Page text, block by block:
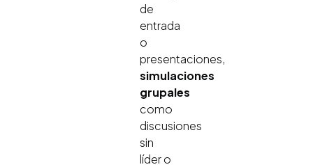
de
entrada
o
presentaciones,
simulaciones
grupales
como
discusiones
sin
líder o